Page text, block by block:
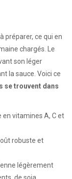
préparer, ce qui en
chargés. Le
son léger
la sauce. Voici ce
se trouvent dans
en vitamines A, C et
robuste et
légèrement